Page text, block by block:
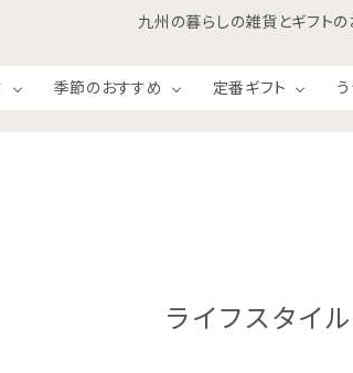
九州の暮らしの雑貨とギフトの
季節のおすすめ 定番ギフト
ライフスタイル